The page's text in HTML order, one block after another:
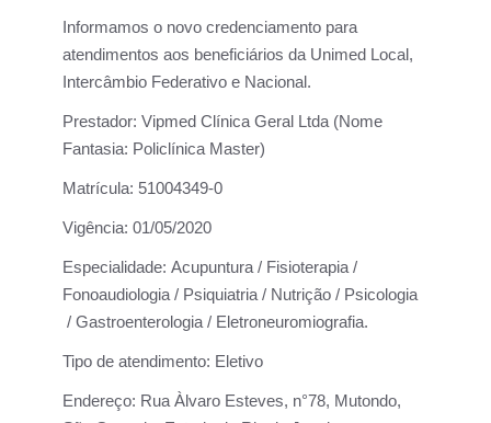
Informamos o novo credenciamento para
atendimentos aos beneficiários da Unimed Local,
Intercâmbio Federativo e Nacional.
Prestador: Vipmed Clínica Geral Ltda (Nome
Fantasia: Policlínica Master)
Matrícula: 51004349-0
Vigência: 01/05/2020
Especialidade: Acupuntura / Fisioterapia /
Fonoaudiologia / Psiquiatria / Nutrição / Psicologia
/ Gastroenterologia / Eletroneuromiografia.
Tipo de atendimento: Eletivo
Endereço: Rua Àlvaro Esteves, n°78, Mutondo,